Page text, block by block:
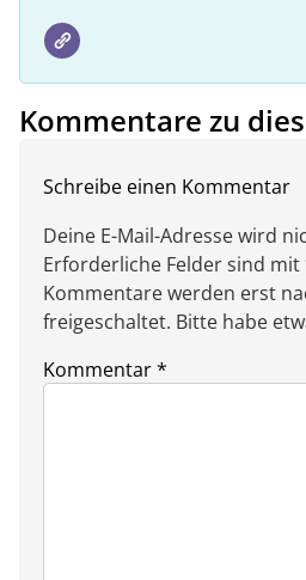
Kommentare zu
Schreibe einen Kommentar
Deine E-Mail-Adresse wird
Erforderliche Felder sind
Kommentare werden erst
freigeschaltet. Bitte habe
Kommentar*